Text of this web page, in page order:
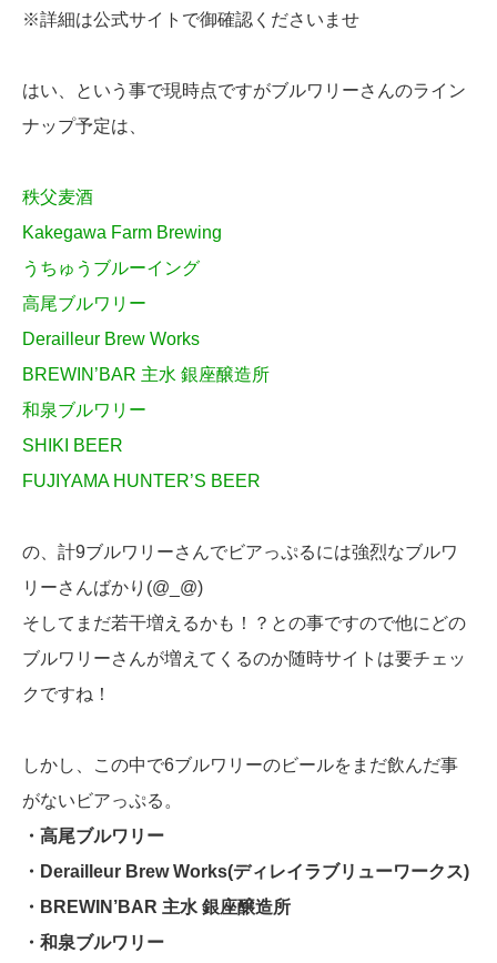
※詳細は公式サイトで御確認くださいませ
はい、という事で現時点ですがブルワリーさんのライン
ナップ予定は、
秩父麦酒
Kakegawa Farm Brewing
うちゅうブルーイング
高尾ブルワリー
Derailleur Brew Works
BREWIN’BAR 主水 銀座醸造所
和泉ブルワリー
SHIKI BEER
FUJIYAMA HUNTER’S BEER
の、計9ブルワリーさんでビアっぷるには強烈なブルワ
リーさんばかり(@_@)
そしてまだ若干増えるかも！？との事ですので他にどの
ブルワリーさんが増えてくるのか随時サイトは要チェッ
クですね！
しかし、この中で6ブルワリーのビールをまだ飲んだ事
がないビアっぷる。
・高尾ブルワリー
・Derailleur Brew Works(ディレイラブリューワークス)
・BREWIN’BAR 主水 銀座醸造所
・和泉ブルワリー